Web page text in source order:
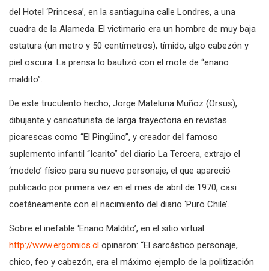
Palmilla, Sexta Región, fue brutalmente asesinada en una pieza
del Hotel ‘Princesa’, en la santiaguina calle Londres, a una
cuadra de la Alameda. El victimario era un hombre de muy baja
estatura (un metro y 50 centímetros), tímido, algo cabezón y
piel oscura. La prensa lo bautizó con el mote de “enano
De este truculento hecho, Jorge Mateluna Muñoz (Orsus),
dibujante y caricaturista de larga trayectoria en revistas
picarescas como “El Pingüino”, y creador del famoso
suplemento infantil “Icarito” del diario La Tercera, extrajo el
‘modelo’ físico para su nuevo personaje, el que apareció
publicado por primera vez en el mes de abril de 1970, casi
Sobre el inefable ‘Enano Maldito’, en el sitio virtual
http://www.ergomics.clopinaron: “El sarcástico personaje,